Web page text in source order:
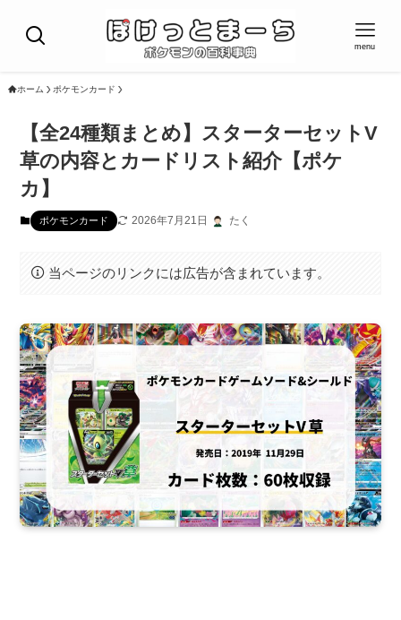
menu
ホーム ポケモンカード
【全24種類まとめ】スターターセットV
草の内容とカードリスト紹介【ポケ
カ】
ポケモンカード 2026年7月21日 たく
当ページのリンクには広告が含まれています。